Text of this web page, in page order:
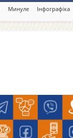
Минуле Інфографіка